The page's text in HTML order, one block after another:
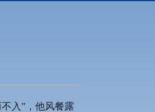
入”，他风餐露